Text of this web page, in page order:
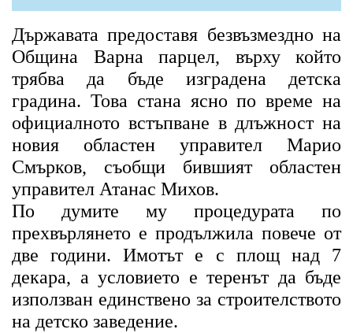
Държавата предоставя безвъзмездно на
Община Варна парцел, върху който
трябва да бъде изградена детска
градина. Това стана ясно по време на
официалното встъпване в длъжност на
новия областен управител Марио
Смърков, съобщи бившият областен
управител Атанас Михов.
По думите му процедурата по
прехвърлянето е продължила повече от
две години. Имотът е с площ над 7
декара, а условието е теренът да бъде
използван единствено за строителството
на детско заведение.